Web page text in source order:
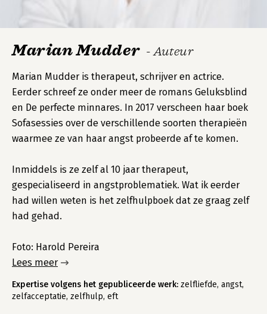
Marian Mudder - Auteur
Marian Mudder is therapeut, schrijver en actrice.
Eerder schreef ze onder meer de romans Geluksblind
en De perfecte minnares. In 2017 verscheen haar boek
Sofasessies over de verschillende soorten therapieën
waarmee ze van haar angst probeerde af te komen.
Inmiddels is ze zelf al 10 jaar therapeut,
gespecialiseerd in angstproblematiek. Wat ik eerder
had willen weten is het zelfhulpboek dat ze graag zelf
had gehad.
Foto: Harold Pereira
Lees meer
Expertise volgens het gepubliceerde werk: zelfliefde, angst,
zelfacceptatie, zelfhulp, eft